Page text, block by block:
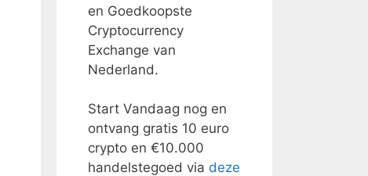
en Goedkoopste
Cryptocurrency
Exchange van
Nederland.
Start Vandaag nog en
ontvang gratis 10 euro
crypto en €10.000
handelstegoed via deze